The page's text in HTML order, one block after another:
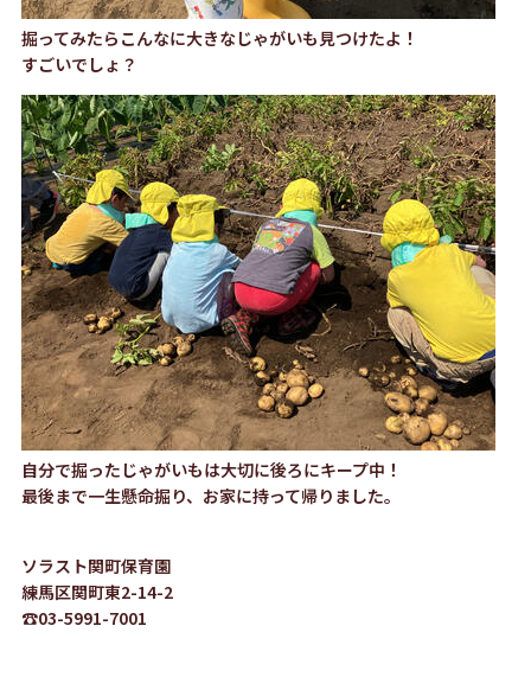
掘ってみたらこんなに大きなじゃがいも見つけたよ！
すごいでしょ？
自分で掘ったじゃがいもは大切に後ろにキープ中！
最後まで一生懸命掘り、お家に持って帰りました。
ソラスト関町保育園
練馬区関町東2-14-2
☎03-5991-7001